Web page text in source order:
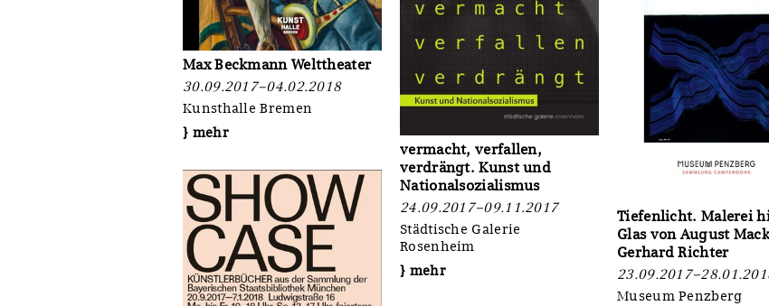
Max Beckmann Welttheater
30.09.2017–04.02.2018
Kunsthalle Bremen
} mehr
vermacht, verfallen,
verdrängt. Kunst und
Nationalsozialismus
24.09.2017–09.11.2017
Städtische Galerie
Rosenheim
} mehr
Tiefenlicht. Malerei
Glas von August
Gerhard Richter
Museum Penzberg